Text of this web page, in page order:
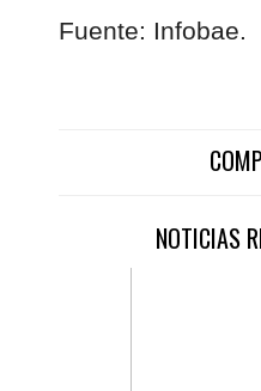
Fuente: Infobae.
NOTICIAS